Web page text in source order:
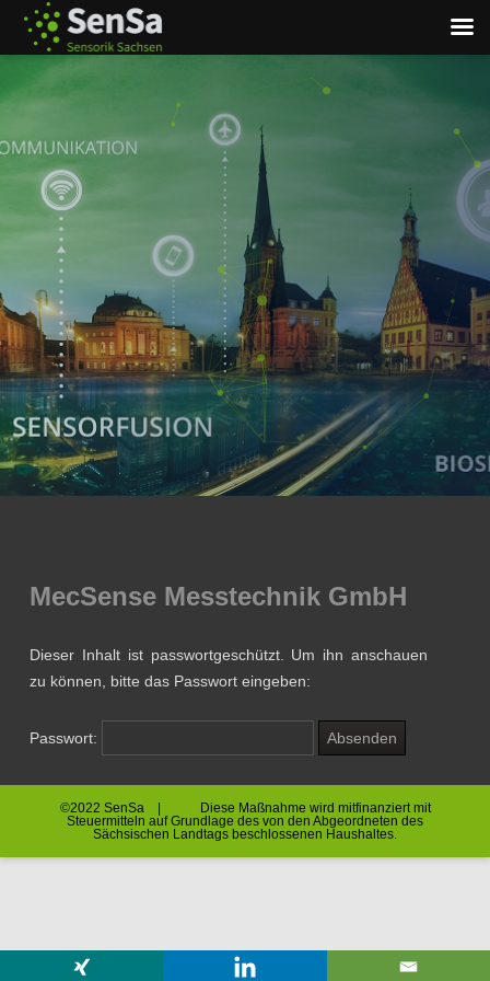
MecSense Messtechnik GmbH
Dieser Inhalt ist passwortgeschützt. Um ihn anschauen
zu können, bitte das Passwort eingeben:
Passwort:
©2022 SenSa | Diese Maßnahme wird mitfinanziert mit
Steuermitteln auf Grundlage des von den Abgeordneten des
Sächsischen Landtags beschlossenen Haushaltes.